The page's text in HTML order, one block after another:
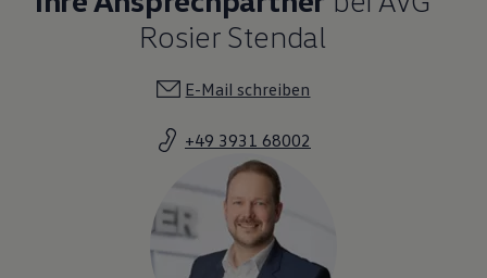
Rosier Stendal
E-Mail schreiben
+49 3931 68002